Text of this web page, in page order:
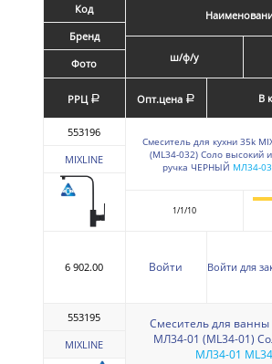
Код
Бренд
Фото
ш/ф/у
РРЦ a Опт.цена a В
553196
MIXLINE
Смеситель для кухни 35k
(ML34-032) Соло высокий
ручка ЧЕРНЫЙ МЛ34-
1/1/10
6 902.00 Войти Войти для
553195
MIXLINE
Смеситель для ванны
МЛ34-01 (ML34-01)
МЛ34-01